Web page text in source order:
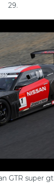
29.
GTR super gt